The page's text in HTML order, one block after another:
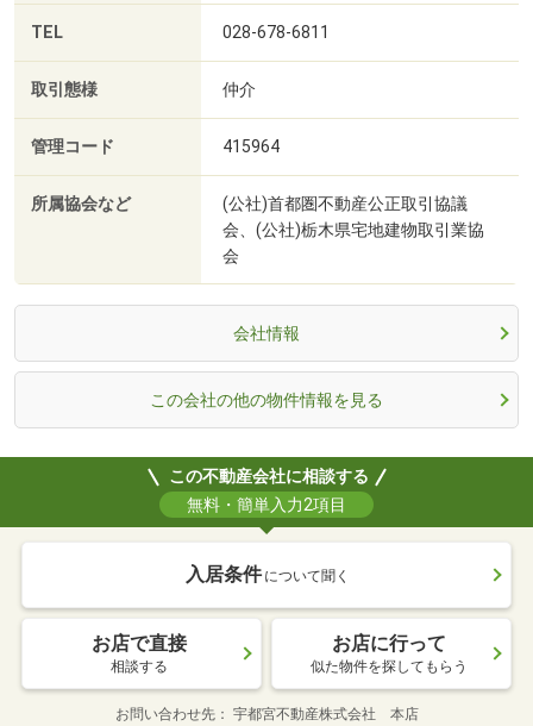
TEL 028-678-6811
取引態様 仲介
管理コード 415964
所属協会など
(公社)首都圏不動産公正取引協議
会、(公社)栃木県宅地建物取引業協
会
会社情報
この会社の他の物件情報を見る
この不動産会社に相談する
無料・簡単入力2項目
入居条件 について聞く
お店で直接
相談する
お店に行って
似た物件を探してもらう
お問い合わせ先 宇都宮不動産株式会社 本店